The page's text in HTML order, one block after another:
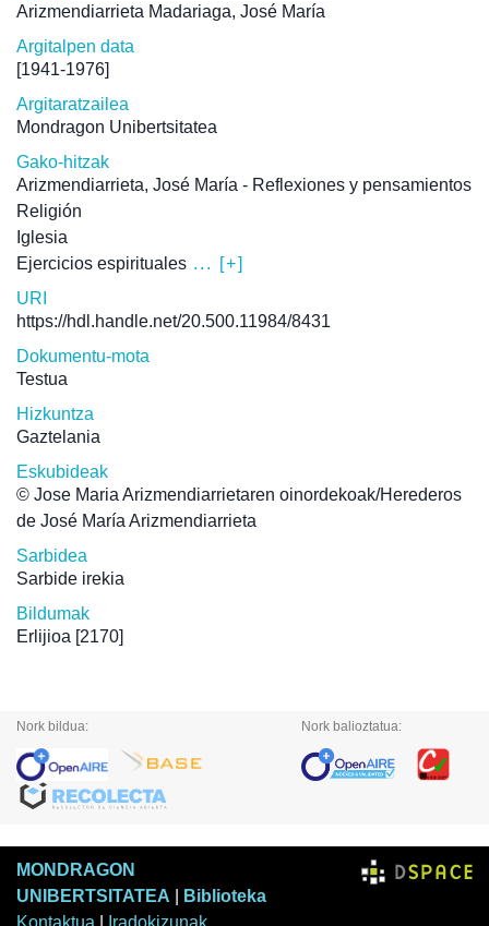
Arizmendiarrieta Madariaga, José María
Argitalpen data
[1941-1976]
Argitaratzailea
Mondragon Unibertsitatea
Gako-hitzak
Arizmendiarrieta, José María - Reflexiones y pensamientos
Religión
Iglesia
Ejercicios espirituales ... [+]
URI
https://hdl.handle.net/20.500.11984/8431
Dokumentu-mota
Testua
Hizkuntza
Gaztelania
Eskubideak
© Jose Maria Arizmendiarrietaren oinordekoak/Herederos
de José María Arizmendiarrieta
Sarbidea
Sarbide irekia
Bildumak
Erlijioa [2170]
Nork bildua: Nork balioztatua:
MONDRAGON
UNIBERTSITATEA
Biblioteka